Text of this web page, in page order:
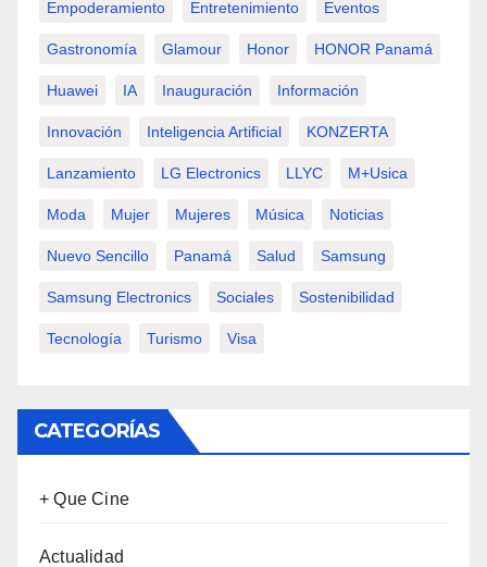
Empoderamiento Entretenimiento Eventos
Gastronomía Glamour Honor HONOR Panamá
Huawei IA Inauguración Información
Innovación Inteligencia Artificial KONZERTA
Lanzamiento LG Electronics LLYC M+usica
Moda Mujer Mujeres Música Noticias
Nuevo Sencillo Panamá Salud Samsung
Samsung Electronics Sociales Sostenibilidad
Tecnología Turismo Visa
CATEGORÍAS
+ Que Cine
Actualidad